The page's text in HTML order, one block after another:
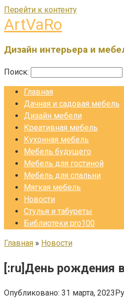
Перейти к контенту
ArtVaRo
Дизайн интерьера и
Поиск:
Главная
Дачная и садовая мебель
Дизайн мебели
Креативная мебель
Кухонная мебель
Мебель будущего
Мебель для гостиной
Мебель для спальни
Мягкая мебель
Новости
Стулья и табуреты
Библиотеки pro100
Главная » Новости
[:ru]День рождения
Опубликовано: 31 марта, 2023